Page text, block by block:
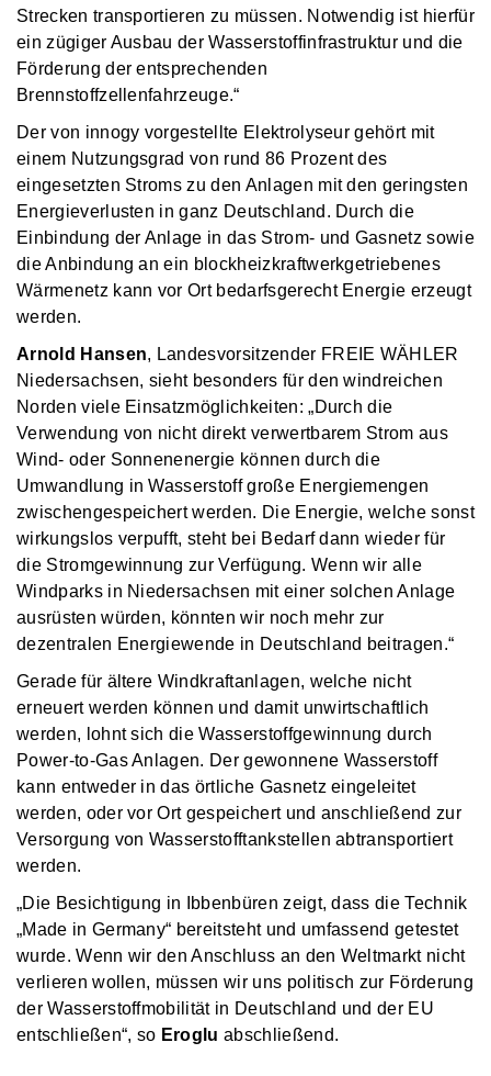
Strecken transportieren zu müssen. Notwendig ist hierfür
ein zügiger Ausbau der Wasserstoffinfrastruktur und die
Förderung der entsprechenden
Brennstoffzellenfahrzeuge.“
Der von innogy vorgestellte Elektrolyseur gehört mit
einem Nutzungsgrad von rund 86 Prozent des
eingesetzten Stroms zu den Anlagen mit den geringsten
Energieverlusten in ganz Deutschland. Durch die
Einbindung der Anlage in das Strom- und Gasnetz sowie
die Anbindung an ein blockheizkraftwerkgetriebenes
Wärmenetz kann vor Ort bedarfsgerecht Energie erzeugt
werden.
Arnold Hansen, Landesvorsitzender FREIE WÄHLER
Niedersachsen, sieht besonders für den windreichen
Norden viele Einsatzmöglichkeiten: „Durch die
Verwendung von nicht direkt verwertbarem Strom aus
Wind- oder Sonnenenergie können durch die
Umwandlung in Wasserstoff große Energiemengen
zwischengespeichert werden. Die Energie, welche sonst
wirkungslos verpufft, steht bei Bedarf dann wieder für
die Stromgewinnung zur Verfügung. Wenn wir alle
Windparks in Niedersachsen mit einer solchen Anlage
ausrüsten würden, könnten wir noch mehr zur
dezentralen Energiewende in Deutschland beitragen.“
Gerade für ältere Windkraftanlagen, welche nicht
erneuert werden können und damit unwirtschaftlich
werden, lohnt sich die Wasserstoffgewinnung durch
Power-to-Gas Anlagen. Der gewonnene Wasserstoff
kann entweder in das örtliche Gasnetz eingeleitet
werden, oder vor Ort gespeichert und anschließend zur
Versorgung von Wasserstofftankstellen abtransportiert
werden.
„Die Besichtigung in Ibbenbüren zeigt, dass die Technik
„Made in Germany“ bereitsteht und umfassend getestet
wurde. Wenn wir den Anschluss an den Weltmarkt nicht
verlieren wollen, müssen wir uns politisch zur Förderung
der Wasserstoffmobilität in Deutschland und der EU
entschließen“, so Eroglu abschließend.